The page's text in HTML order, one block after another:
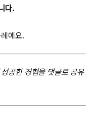
다.
예요.
공한 경험을 댓글로 공유